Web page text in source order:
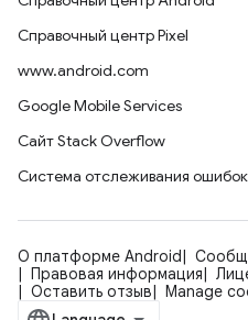
Справочный центр Pixel
www.android.com
Google Mobile Services
Сайт Stack Overflow
Система отслеживания ошибок
О платформе Android
Правовая информация
Оставить отзыв
Manage